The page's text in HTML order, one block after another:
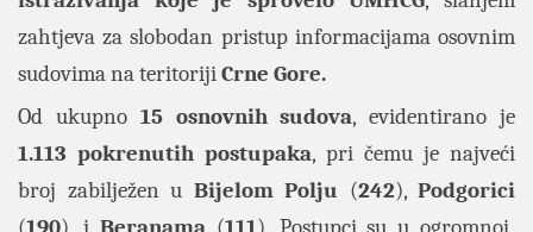
zahtjeva za slobodan pristup informacijama osovnim
sudovima na teritorijiCrne Gore.
Od ukupno 15 osnovnih sudova, evidentirano je
1.113 pokrenutih postupaka, pri čemu je najveći
broj zabilježen u Bijelom Polju (242), Podgorici